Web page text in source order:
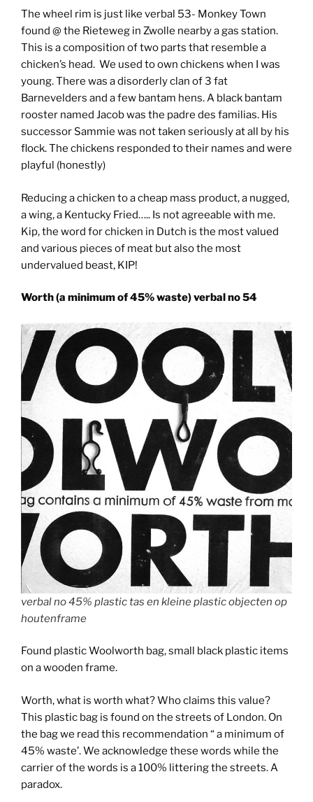
The wheel rim is just like verbal 53- Monkey Town
found @ the Rieteweg in Zwolle nearby a gas station.
This is a composition of two parts that resemble a
chicken’s head. We used to own chickens when I was
young. There was a disorderly clan of 3 fat
Barnevelders and a few bantam hens. A black bantam
rooster named Jacob was the padre des familias. His
successor Sammie was not taken seriously at all by his
flock. The chickens responded to their names and were
playful (honestly)
Reducing a chicken to a cheap mass product, a nugged,
a wing, a Kentucky Fried….. Is not agreeable with me.
Kip, the word for chicken in Dutch is the most valued
and various pieces of meat but also the most
undervalued beast, KIP!
Worth (a minimum of 45% waste) verbal no 54
verbal no 45% plastic tas en kleine plastic objecten op
houtenframe
Found plastic Woolworth bag, small black plastic items
on a wooden frame.
Worth, what is worth what? Who claims this value?
This plastic bag is found on the streets of London. On
the bag we read this recommendation “ a minimum of
45% waste’. We acknowledge these words while the
carrier of the words is a 100% littering the streets. A
paradox.